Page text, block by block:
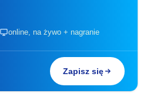
online, na żywo + nagranie
Zapisz się